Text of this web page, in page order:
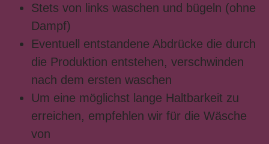
Stets von links waschen und bügeln (ohne
Dampf)
Eventuell entstandene Abdrücke die durch
die Produktion entstehen, verschwinden
nach dem ersten waschen
Um eine möglichst lange Haltbarkeit zu
erreichen, empfehlen wir für die Wäsche
von